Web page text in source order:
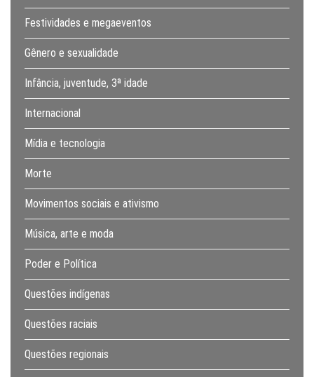
Festividades e megaeventos
Gênero e sexualidade
Infância, juventude, 3ª idade
Internacional
Mídia e tecnologia
Morte
Movimentos sociais e ativismo
Música, arte e moda
Poder e Política
Questões indígenas
Questões raciais
Questões regionais